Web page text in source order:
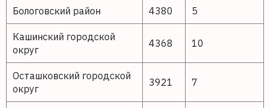
Бологовский район 4380 5
Кашинский городской
округ
4368 10
Осташковский городской
округ
3921 7